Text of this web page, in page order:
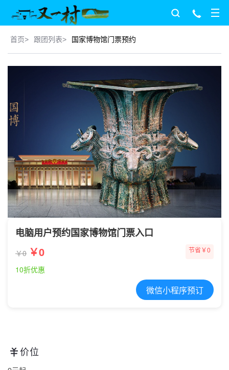
首页> 跟团列表> 国家博物馆门票预约
电脑用户预约国家博物馆门票入口
￥0 ￥0 节省￥0
10折优惠
微信小程序预订
价位